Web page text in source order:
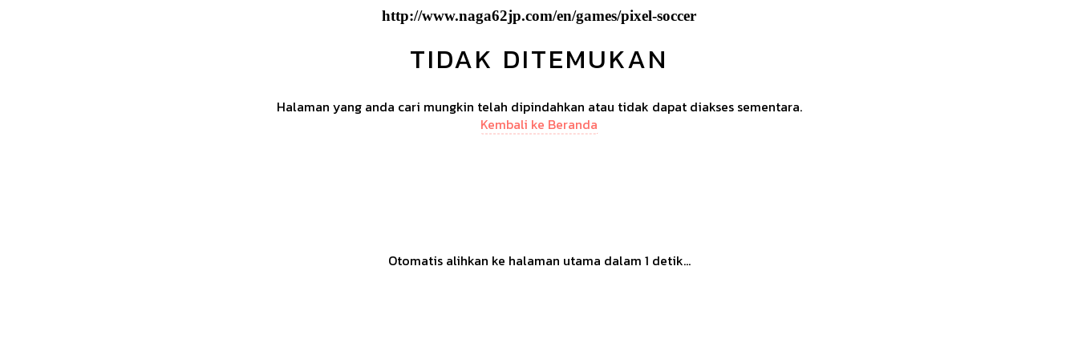
http://www.naga62jp.com/en/games/pixel-soccer
TIDAK DITEMUKAN
Halaman yang anda cari mungkin telah dipindahkan atau tidak dapat diakses sementara.
Kembali ke Beranda
Otomatis alihkan ke halaman utama dalam 1 detik...